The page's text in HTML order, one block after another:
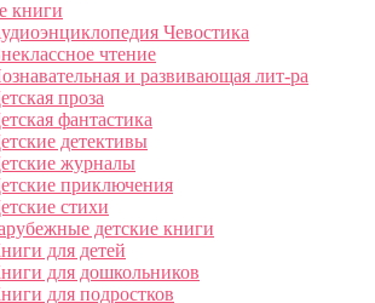
книги
Чевостика
чтение
и развивающая лит-ра
проза
фантастика
детективы
журналы
приключения
стихи
детские книги
для детей
для дошкольников
для подростков